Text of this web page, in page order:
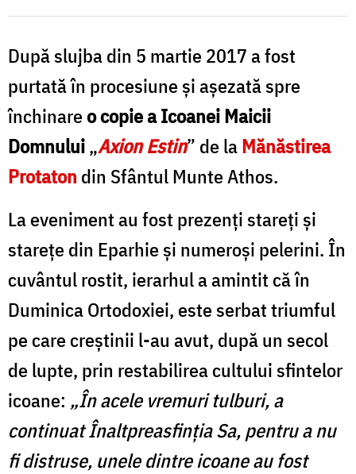
icoanei
Maicii
Domnului
„Axion
Estin”
După slujba din 5 martie 2017 a fost
purtată în procesiune și așezată spre
închinareo copie a Icoanei Maicii
Domnului„Axion Estin” de laMănăstirea
Protaton din Sfântul Munte Athos.
La eveniment au fost prezenți stareți și
starețe din Eparhie și numeroși pelerini. În
cuvântul rostit, ierarhul a amintit că în
Duminica Ortodoxiei, este serbat triumful
pe care creștinii l-au avut, după un secol
de lupte, prin restabilirea cultului sfintelor
icoane: „În acele vremuri tulburi, a
continuat Înaltpreasfinția Sa, pentru a nu
fi distruse, unele dintre icoane au fost